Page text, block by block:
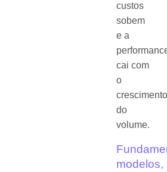
custos
sobem
e a
cai com
o
crescimento
do
volume.
modelos,